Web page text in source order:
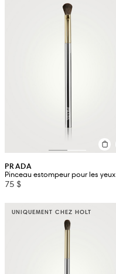
PRADA
Pinceau estompeur pour les yeux
75 $
UNIQUEMENT CHEZ HOLT